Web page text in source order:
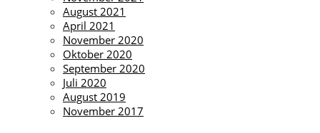
August 2021
April 2021
November 2020
Oktober 2020
September 2020
Juli 2020
August 2019
November 2017